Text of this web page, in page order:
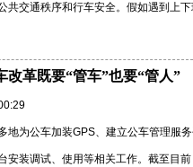
共交通秩序和行车安全。假如遇到上
改革既要“管车”也要“管人”
地为公车加装GPS、建立公车管理服
安装调试、使用等相关工作。截至目